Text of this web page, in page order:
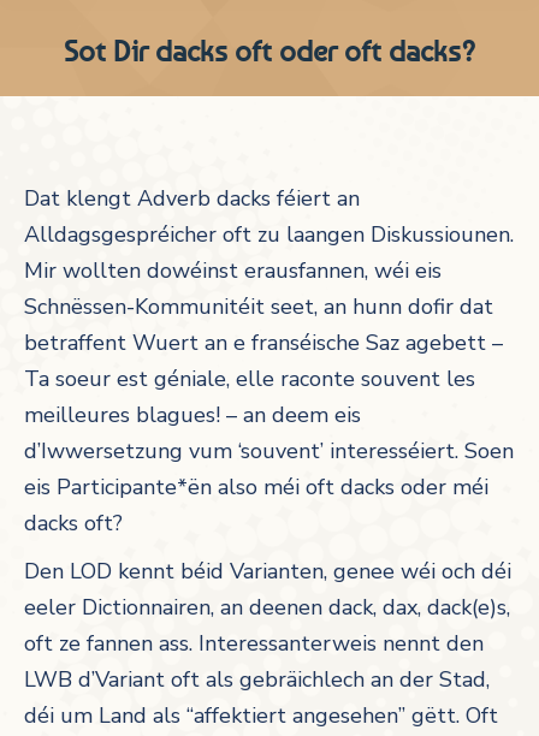
Sot Dir dacks oft oder oft dacks?
Dat klengt Adverb dacks féiert an
Alldagsgespréicher oft zu laangen Diskussiounen.
Mir wollten dowéinst erausfannen, wéi eis
Schnëssen-Kommunitéit seet, an hunn dofir dat
betraffent Wuert an e franséische Saz agebett –
Ta soeur est géniale, elle raconte souvent les
meilleures blagues! – an deem eis
d’Iwwersetzung vum ‘souvent’ interesséiert. Soen
eis Participante*ën also méi oft dacks oder méi
dacks oft?
Den LOD kennt béid Varianten, genee wéi och déi
eeler Dictionnairen, an deenen dack, dax, dack(e)s,
oft ze fannen ass. Interessanterweis nennt den
LWB d’Variant oft als gebräichlech an der Stad,
déi um Land als “affektiert angesehen” gëtt. Oft